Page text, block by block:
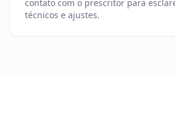
contato com o prescritor para
técnicos e ajustes.